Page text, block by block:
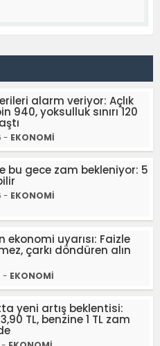
alarm veriyor: Açlık
940, yoksulluk sınırı 120
- EKONOMİ
bu gece zam bekleniyor: 5
- EKONOMİ
ekonomi uyarısı: Faizle
çarkı döndüren alın
- EKONOMİ
yeni artış beklentisi:
TL, benzine 1 TL zam